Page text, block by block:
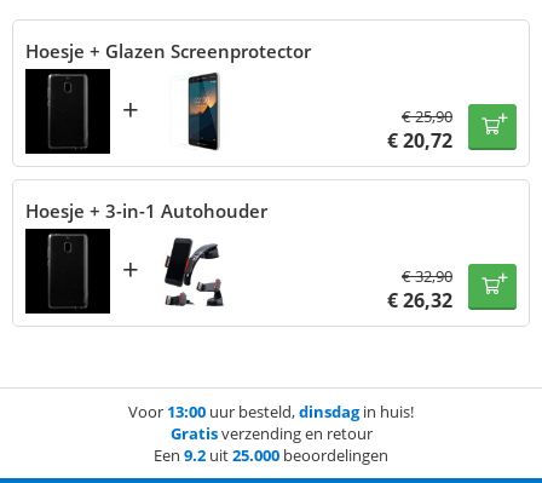
Hoesje + Glazen Screenprotector
+ €25,90
€20,72
Hoesje + 3-in-1 Autohouder
+ €32,90
€26,32
Voor 13:00 uur besteld,dinsdagin huis!
Gratisverzending en retour
Een 9.2 uit25.000 beoordelingen